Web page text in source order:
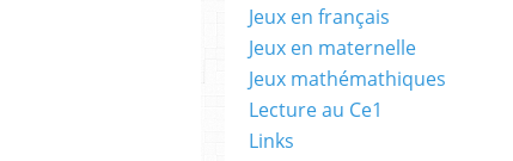
Jeux en français
Jeux en maternelle
Jeux mathémathiques
Lecture au Ce1
Links